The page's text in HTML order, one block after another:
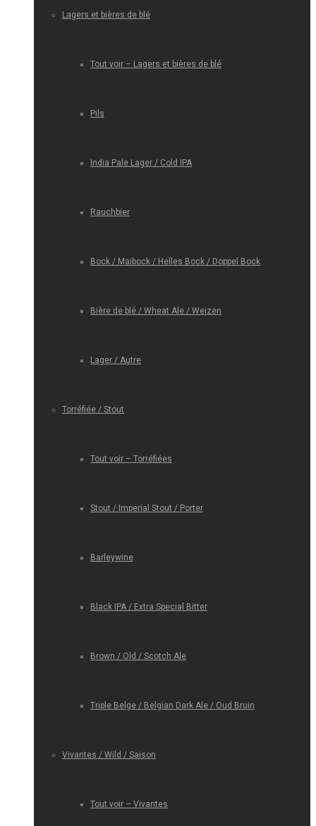
Lagers et bières de blé
Tout voir – Lagers et bières de blé
Pils
India Pale Lager / Cold IPA
Rauchbier
Bock / Maibock / Helles Bock / Doppel Bock
Bière de blé / Wheat Ale / Weizen
Lager / Autre
Torréfiée / Stout
Tout voir – Torréfiées
Stout / Imperial Stout / Porter
Barleywine
Black IPA / Extra Special Bitter
Brown / Old / Scotch Ale
Triple Belge / Belgian Dark Ale / Oud Bruin
Vivantes / Wild / Saison
Tout voir – Vivantes